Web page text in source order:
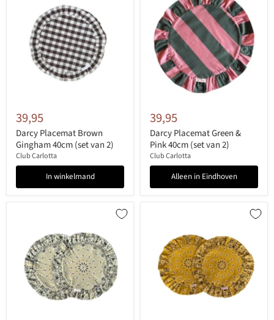
39,95
Darcy Placemat Brown
Gingham 40cm (set van 2)
Club Carlotta
In winkelmand
39,95
Darcy Placemat Green &
Pink 40cm (set van 2)
Club Carlotta
Alleen in Eindhoven